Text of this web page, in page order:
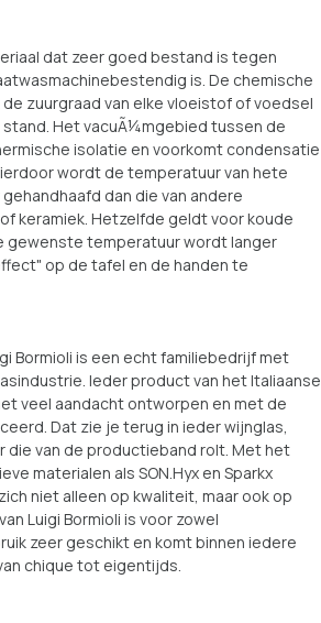
dat zeer goed bestand is tegen
is. De chemische
zuurgraad van elke vloeistof of voedsel
Het vacuÃ¼mgebied tussen de
isolatie en voorkomt condensatie
wordt de temperatuur van hete
dan die van andere
keramiek. Hetzelfde geldt voor koude
gewenste temperatuur wordt langer
op de tafel en de handen te
Bormioli is een echt familiebedrijf met
Ieder product van het Italiaanse
veel aandacht ontworpen en met de
Dat zie je terug in ieder wijnglas,
die van de productieband rolt. Met het
materialen als SON.Hyx en Sparkx
niet alleen op kwaliteit, maar ook op
Luigi Bormioli is voor zowel
zeer geschikt en komt binnen iedere
chique tot eigentijds.